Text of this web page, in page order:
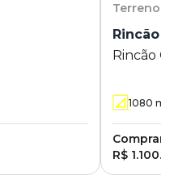
Terreno
Rincão
Rincão
1080 m²
Comprar:
R$